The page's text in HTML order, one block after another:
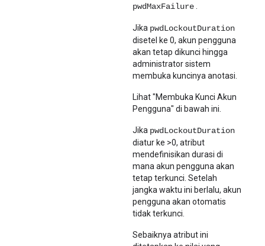
pwdMaxFailure
Jika pwdLockoutDuration
disetel ke 0, akun pengguna
akan tetap dikunci hingga
administrator sistem
membuka kuncinya anotasi.
Lihat "Membuka Kunci Akun
Pengguna" di bawah ini.
Jika pwdLockoutDuration
diatur ke >0, atribut
mendefinisikan durasi di
mana akun pengguna akan
tetap terkunci. Setelah
jangka waktu ini berlalu, akun
pengguna akan otomatis
tidak terkunci.
Sebaiknya atribut ini